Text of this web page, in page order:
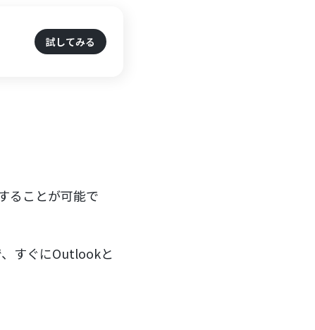
試してみる
ることが可能で
すぐにOutlookと